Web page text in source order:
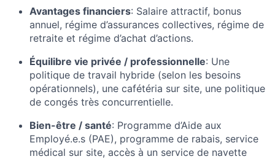
Avantages financiers: Salaire attractif, bonus
annuel, régime d’assurances collectives, régime de
retraite et régime d’achat d’actions.
Équilibre vie privée / professionnelle: Une
politique de travail hybride (selon les besoins
opérationnels), une cafétéria sur site, une politique
de congés très concurrentielle.
Bien-être / santé: Programme d’Aide aux
Employé.e.s (PAE), programme de rabais, service
médical sur site, accès à un service de navette